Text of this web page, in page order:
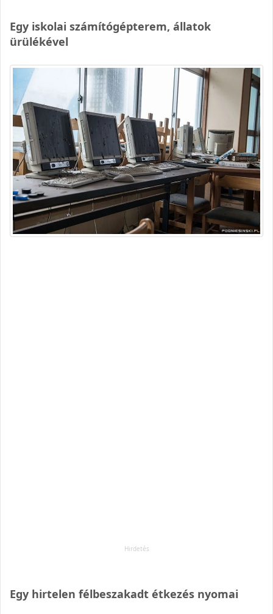
Egy iskolai számítógépterem, állatok
ürülékével
Egy hirtelen félbeszakadt étkezés nyomai